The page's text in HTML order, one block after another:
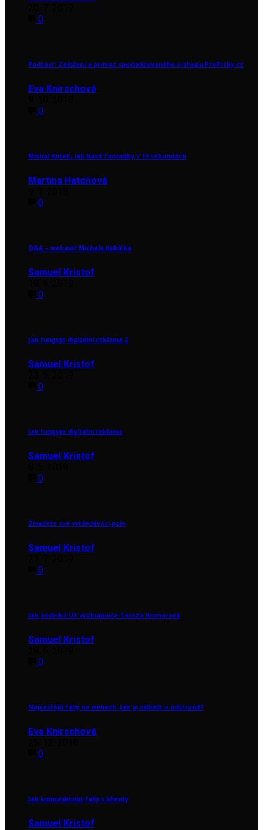
0
Podcast: Založení a provoz specializovaného e-shopu ProPrcky.cz
Eva Knirschová
0
Michal Kotek: Jak bavit fanoušky v 15 sekundách
Martina Hatoňová
0
Q&A – webinář Michala Kubíčka
Samuel Kristof
0
Jak funguje digitální reklama 2
Samuel Kristof
0
Jak funguje digitální reklama
Samuel Kristof
0
Zlepšete své vyhledávací pole
Samuel Kristof
0
Jak podniká UX výzkumnice Tereza Kosnarová
Samuel Kristof
0
Nejčastější faily na webech. Jak je odhalit a odstranit?
Eva Knirschová
0
Jak komunikovat faily s klienty
Samuel Kristof